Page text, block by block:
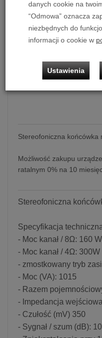
Czarny
Stereofoniczna końcówka
Możliwość zakupu
ratalnym 0% na 10
Stereofoniczna
Specyfikacja
- Moc kanał / 8Ω: 160 W
- Moc kanał / 4Ω: 300W
- zmostkowany tryb
- Moc (VA): 1015
- Razem
- Impedancja
- Czułość (mV) 350
- Sygnał / szum (dB):
danych cookie na
“Odmowa” oznacza
niezbędnych do
informacji o cookie w
Ustawienia